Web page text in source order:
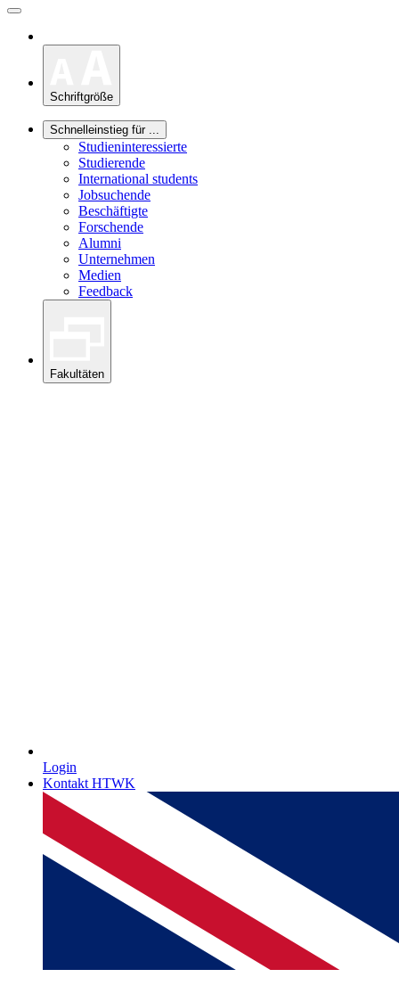
Schriftgröße
Schnelleinstieg für ...
Studieninteressierte
Studierende
International students
Jobsuchende
Beschäftigte
Forschende
Alumni
Unternehmen
Medien
Feedback
Fakultäten
Login
Kontakt HTWK